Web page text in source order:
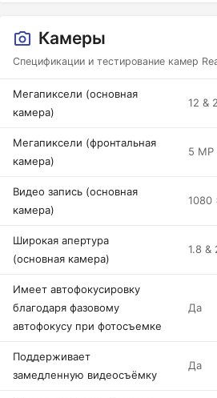
Камеры
Спецификации и тестирование камер
Мегапиксели (основная
камера)
12 &
Мегапиксели (фронтальная
камера)
5 MP
Видео запись (основная
камера)
1080
Широкая апертура
(основная камера)
1.8 &
Имеет автофокусировку
благодаря фазовому
автофокусу при фотосъемке
Да
Поддерживает
замедленную видеосъёмку
Да